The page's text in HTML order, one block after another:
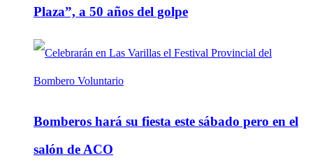
Plaza”, a 50 años del golpe
Bomberos hará su fiesta este sábado pero en el
salón de ACO